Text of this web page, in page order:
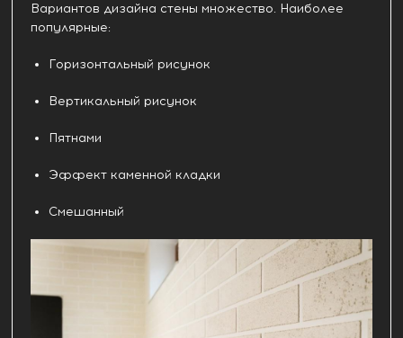
Вариантов дизайна стены множество. Наиболее
популярные:
Горизонтальный рисунок
Вертикальный рисунок
Пятнами
Эффект каменной кладки
Смешанный